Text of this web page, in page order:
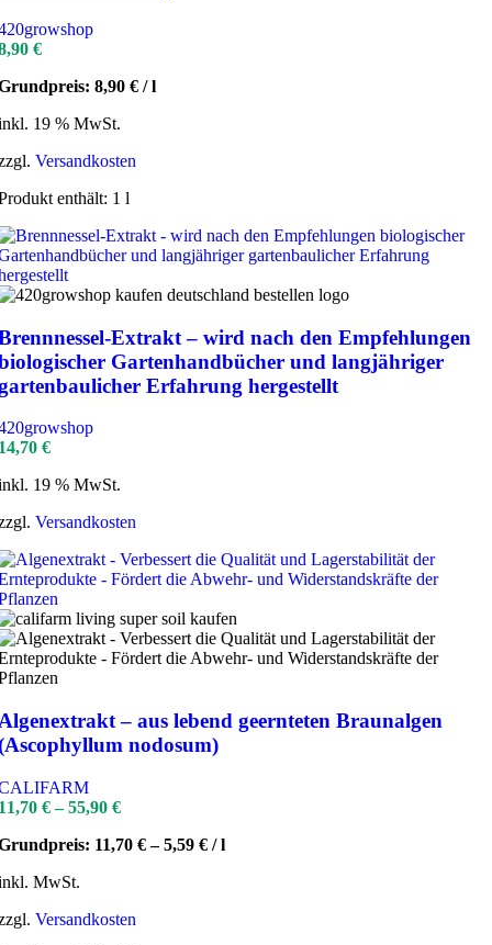
€
8,90 € /l
19 % MwSt.
Versandkosten
enthält: 1 l
Extrakt – wird nach den Empfehlungen
Gartenhandbücher und langjähriger
Erfahrung hergestellt
€
19 % MwSt.
Versandkosten
– aus lebend geernteten Braunalgen
nodosum)
€–55,90 €
11,70 €–5,59 € /l
MwSt.
Versandkosten